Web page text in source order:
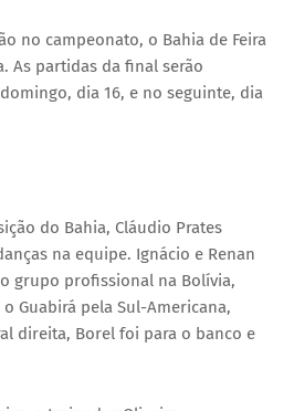
no campeonato, o Bahia de Feira
As partidas da final serão
dia 16, e no seguinte, dia
do Bahia, Cláudio Prates
na equipe. Ignácio e Renan
grupo profissional na Bolívia,
Guabirá pela Sul-Americana,
direita, Borel foi para o banco e